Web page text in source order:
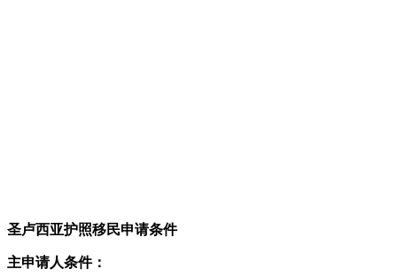
圣卢西亚护照移民申请条件
主申请人条件：